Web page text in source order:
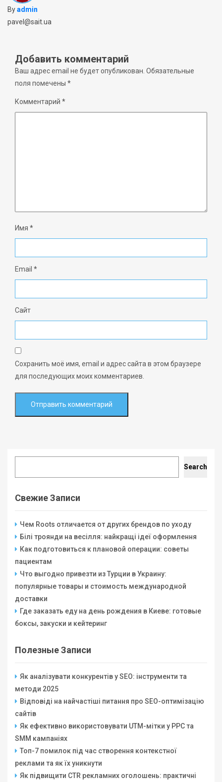
Byadmin
pavel@sait.ua
Добавить комментарий
Ваш адрес email не будет опубликован. Обязательные
поля помечены *
Комментарий *
Имя *
Email *
Сайт
Сохранить моё имя, email и адрес сайта в этом браузере
для последующих моих комментариев.
Search
Свежие Записи
Чем Roots отличается от других брендов по уходу
Білі троянди на весілля: найкращі ідеї оформлення
Как подготовиться к плановой операции: советы
пациентам
Что выгодно привезти из Турции в Украину:
популярные товары и стоимость международной
доставки
Где заказать еду на день рождения в Киеве: готовые
боксы, закуски и кейтеринг
Полезные Записи
Як аналізувати конкурентів у SEO: інструменти та
методи 2025
Відповіді на найчастіші питання про SEO-оптимізацію
сайтів
Як ефективно використовувати UTM-мітки у PPC та
SMM кампаніях
Топ-7 помилок під час створення контекстної
реклами та як їх уникнути
Як підвищити CTR рекламних оголошень: практичні